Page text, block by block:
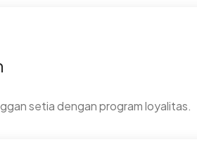
setia dengan program loyalitas.